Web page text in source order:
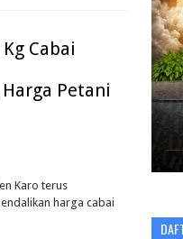
Cabai
Petani
Karo terus
harga cabai